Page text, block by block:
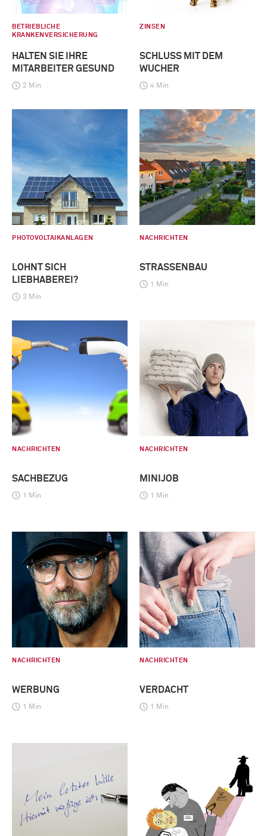
BETRIEBLICHE
KRANKENVERSICHERUNG
HALTEN SIE IHRE
MITARBEITER GESUND
2 Min
ZINSEN
SCHLUSS MIT DEM
WUCHER
4 Min
PHOTOVOLTAIKANLAGEN
LOHNT SICH
LIEBHABEREI?
3 Min
NACHRICHTEN
STRASSENBAU
1 Min
NACHRICHTEN
SACHBEZUG
1 Min
NACHRICHTEN
MINIJOB
1 Min
NACHRICHTEN
WERBUNG
1 Min
NACHRICHTEN
VERDACHT
1 Min